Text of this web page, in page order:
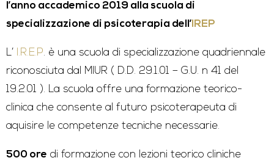
l’anno accademico 2019 alla scuola di
specializzazione di psicoterapia dell’ IREP
L’ I.R.E.P. è una scuola di specializzazione quadriennale
riconosciuta dal MIUR ( D.D. 29.1.01 – G.U. n 41 del
19.2.01 ). La scuola offre una formazione teorico-
clinica che consente al futuro psicoterapeuta di
aquisire le competenze tecniche necessarie.
500 ore di formazione con lezioni teorico cliniche